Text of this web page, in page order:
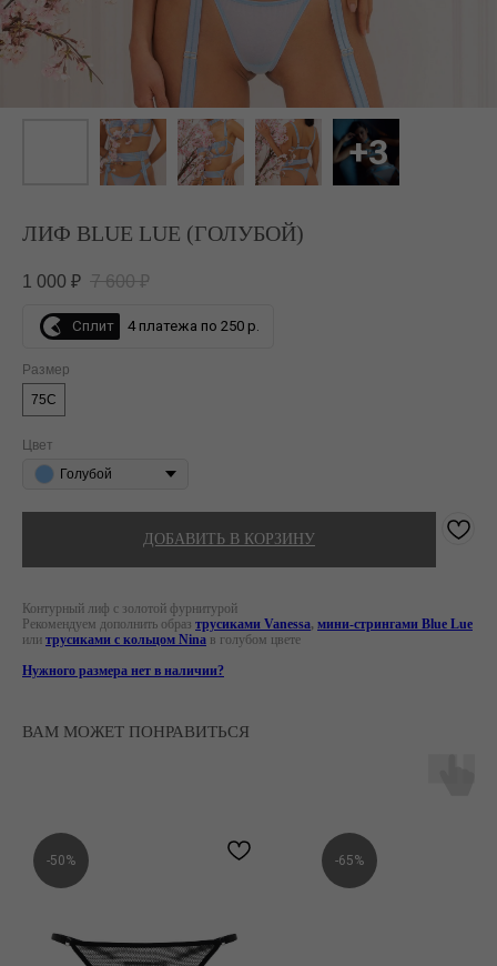
ЛИФ BLUE LUE (ГОЛУБОЙ)
1 000 ₽ 7 600 ₽
Сплит 4 платежа по 250 р.
Размер
75C
Цвет
Голубой
ДОБАВИТЬ В КОРЗИНУ
Контурный лиф с золотой фурнитурой
Рекомендуем дополнить образ трусиками Vanessa, мини-стрингами Blue Lue
или трусиками с кольцом Nina в голубом цвете
Нужного размера нет в наличии?
ВАМ МОЖЕТ ПОНРАВИТЬСЯ
-50% -65%